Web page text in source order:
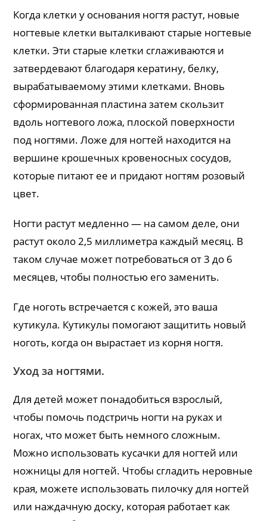
Когда клетки у основания ногтя растут, новые
ногтевые клетки выталкивают старые ногтевые
клетки. Эти старые клетки сглаживаются и
затвердевают благодаря кератину, белку,
вырабатываемому этими клетками. Вновь
сформированная пластина затем скользит
вдоль ногтевого ложа, плоской поверхности
под ногтями. Ложе для ногтей находится на
вершине крошечных кровеносных сосудов,
которые питают ее и придают ногтям розовый
цвет.
Ногти растут медленно — на самом деле, они
растут около 2,5 миллиметра каждый месяц. В
таком случае может потребоваться от 3 до 6
месяцев, чтобы полностью его заменить.
Где ноготь встречается с кожей, это ваша
кутикула. Кутикулы помогают защитить новый
ноготь, когда он вырастает из корня ногтя.
Уход за ногтями.
Для детей может понадобиться взрослый,
чтобы помочь подстричь ногти на руках и
ногах, что может быть немного сложным.
Можно использовать кусачки для ногтей или
ножницы для ногтей. Чтобы сгладить неровные
края, можете использовать пилочку для ногтей
или наждачную доску, которая работает как